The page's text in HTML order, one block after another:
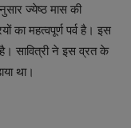
ज्येष्ठ मास की
का महत्वपूर्ण पर्व है। इस
है। सावित्री ने इस व्रत के
था।